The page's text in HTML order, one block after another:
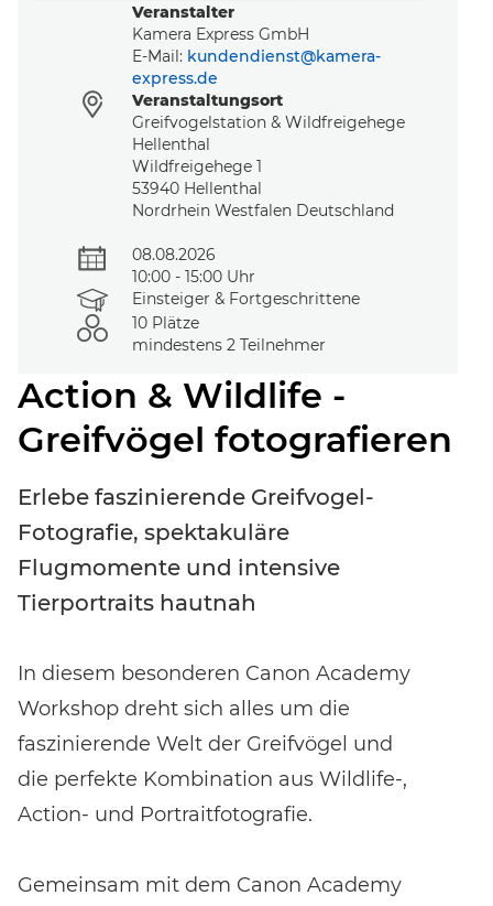
EVENT FINDEN
Noch keinen Event-Code? Jetzt
für einen Workshop
und Zugang zu exklusiven Inhalten und
Bewertungen erhalten.
Action & Wildlife -
Greifvögel fotografieren
Erlebe faszinierende Greifvogel-
Fotografie, spektakuläre
Flugmomente und intensive
Tierportraits hautnah
In diesem besonderen Canon Academy
Workshop dreht sich alles um die
faszinierende Welt der Greifvögel und
die perfekte Kombination aus Wildlife-,
Action- und Portraitfotografie.
Gemeinsam mit dem Canon Academy
Veranstalter
Kamera Express GmbH
E-Mail: kundendienst@kamera-
express.de
Veranstaltungsort
Greifvogelstation & Wildfreigehege
Hellenthal
Wildfreigehege 1
53940 Hellenthal
Nordrhein Westfalen Deutschland
Veranstaltungsdatum
08.08.2026
10:00 - 15:00 Uhr
Kursniveau
Einsteiger & Fortgeschrittene
Teilnehmerplätze
10 Plätze
mindestens 2 Teilnehmer